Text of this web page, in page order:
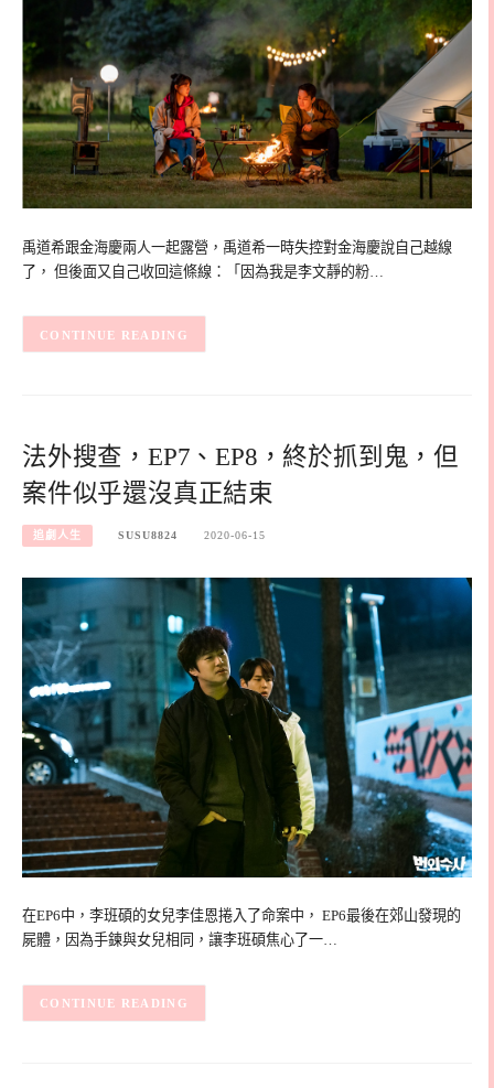
禹道希跟金海慶兩人一起露營，禹道希一時失控對金海慶說自己越線
了， 但後面又自己收回這條線：「因為我是李文靜的粉…
CONTINUE READING
法外搜查，EP7、EP8，終於抓到鬼，但
案件似乎還沒真正結束
追劇人生 SUSU8824 2020-06-15
在EP6中，李班碩的女兒李佳恩捲入了命案中， EP6最後在郊山發現的
屍體，因為手鍊與女兒相同，讓李班碩焦心了一…
CONTINUE READING